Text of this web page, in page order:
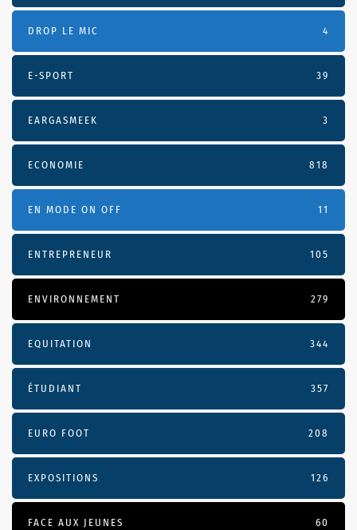
DROP LE MIC 4
E-SPORT 39
EARGASMEEK 3
ECONOMIE 818
EN MODE ON OFF 11
ENTREPRENEUR 105
ENVIRONNEMENT 279
EQUITATION 344
ÉTUDIANT 357
EURO FOOT 208
EXPOSITIONS 126
FACE AUX JEUNES 60